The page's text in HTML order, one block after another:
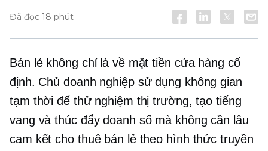
Đã đọc 18 phút
Bán lẻ không chỉ là về mặt tiền cửa hàng cố
định. Chủ doanh nghiệp sử dụng không gian
tạm thời để thử nghiệm thị trường, tạo tiếng
vang và thúc đẩy doanh số mà không cần lâu
cam kết cho thuê bán lẻ theo hình thức truyền